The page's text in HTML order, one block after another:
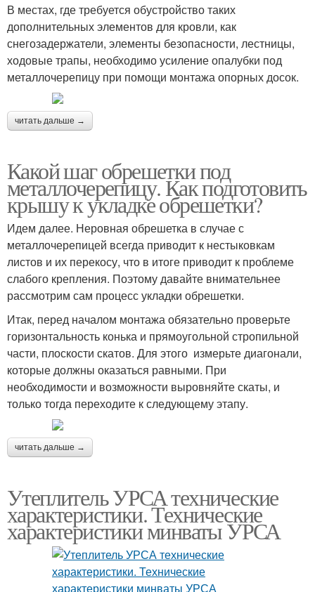
В местах, где требуется обустройство таких
дополнительных элементов для кровли, как
снегозадержатели, элементы безопасности, лестницы,
ходовые трапы, необходимо усиление опалубки под
металлочерепицу при помощи монтажа опорных досок.
читать дальше →
Какой шаг обрешетки под
металлочерепицу. Как подготовить
крышу к укладке обрешетки?
Идем далее. Неровная обрешетка в случае с
металлочерепицей всегда приводит к нестыковкам
листов и их перекосу, что в итоге приводит к проблеме
слабого крепления. Поэтому давайте внимательнее
рассмотрим сам процесс укладки обрешетки.
Итак, перед началом монтажа обязательно проверьте
горизонтальность конька и прямоугольной стропильной
части, плоскости скатов. Для этого измерьте диагонали,
которые должны оказаться равными. При
необходимости и возможности выровняйте скаты, и
только тогда переходите к следующему этапу.
читать дальше →
Утеплитель УРСА технические
характеристики. Технические
характеристики минваты УРСА